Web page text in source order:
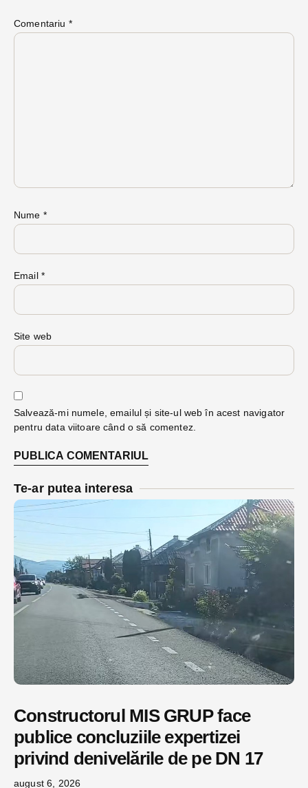
Comentariu *
Nume *
Email *
Site web
Salvează-mi numele, emailul și site-ul web în acest navigator
pentru data viitoare când o să comentez.
Te-ar putea interesa
Constructorul MIS GRUP face
publice concluziile expertizei
privind denivelările de pe DN 17
august 6, 2026